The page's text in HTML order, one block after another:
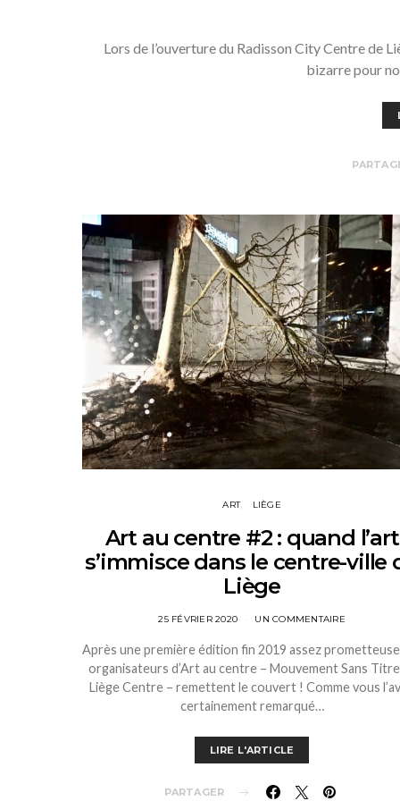
Lors de l’ouverture du Radisson City Centre de
bizarre pour
ART LIÈGE
Art au centre #2 : quand l’art
s’immisce dans le centre-ville
Liège
25 FÉVRIER 2020 UN COMMENTAIRE
Après une première édition fin 2019 assez
organisateurs d’Art au centre – Mouvement Sans
Liège Centre – remettent le couvert ! Comme vous
certainement remarqué…
LIRE L'ARTICLE
PARTAGER